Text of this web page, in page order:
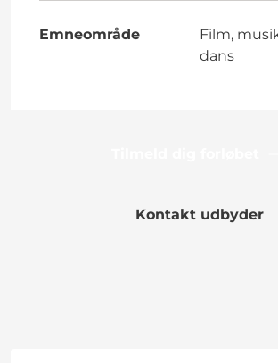
Emneområde
Film,
dans
Kontakt udbyder